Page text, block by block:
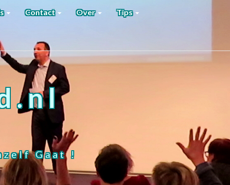
Contact Over Tips
Gaat !